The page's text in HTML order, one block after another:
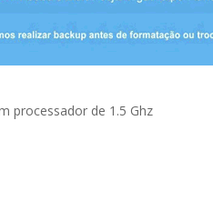
processador de 1.5 Ghz